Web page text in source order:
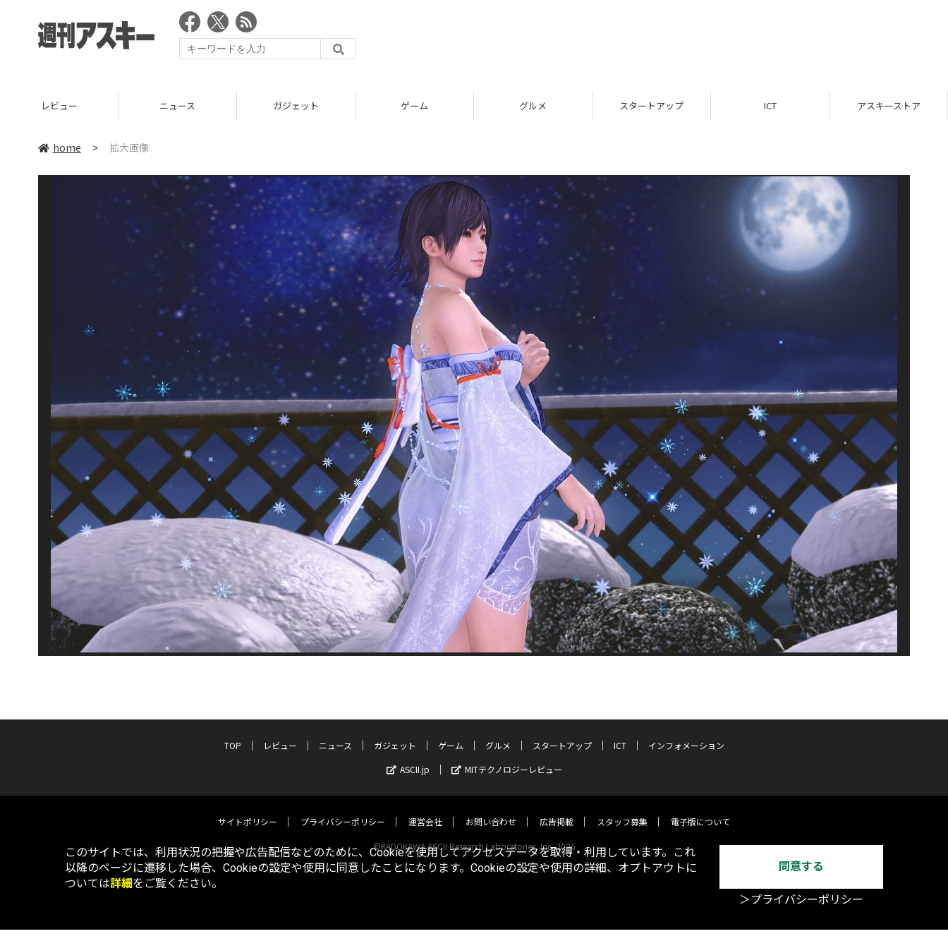
レビュー ニュース ガジェット ゲーム グルメ スタートアップ ICT アスキーストア
home > 拡大画像
TOP レビュー ニュース ガジェット ゲーム グルメ スタートアップ ICT
インフォメーション
ASCII.jp
MITテクノロジーレビュー
サイトポリシー プライバシーポリシー 運営会社 お問い合わせ 広告掲載 スタッフ募集 電子版について
©KADOKAWA ASCII Research Laboratories, Inc. 2026
このサイトでは、利用状況の把握や広告配信などのために、Cookieを使用してアクセスデータを取得・利用しています。これ
以降のページに遷移した場合、Cookieの設定や使用に同意したことになります。Cookieの設定や使用の詳細、オプトアウトに
ついては詳細をご覧ください。
同意する
＞プライバシーポリシー